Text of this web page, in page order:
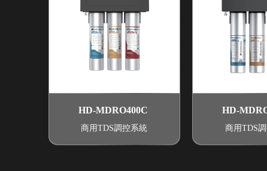
HD-MDRO400C
商用TDS調控系統
HD-
商用TDS